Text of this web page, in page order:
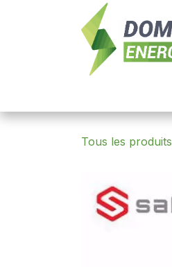
Se rendre au contenu
Tous les produits